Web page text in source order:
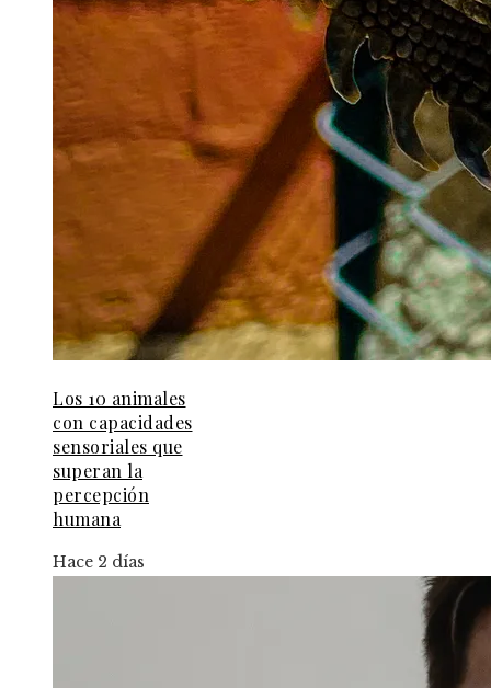
Los 10 animales
con capacidades
sensoriales que
superan la
percepción
humana
Hace 2 días